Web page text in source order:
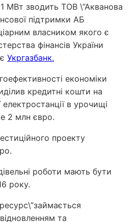
МВт зводить ТОВ \”Акванова
підтримки АБ
власником якого є
фінансів України
Укргазбанк.
економіки
кредитні кошти на
в урочищі
2 млн євро.
проекту
роботи мають бути
року.
та